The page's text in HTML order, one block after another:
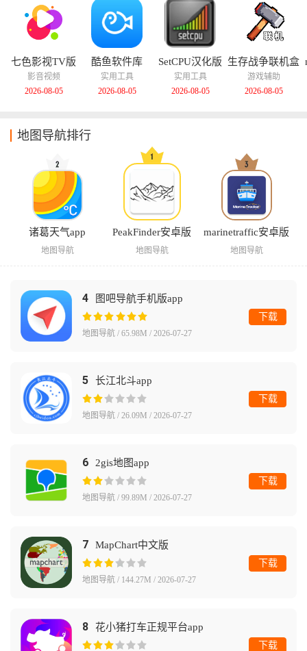
七色影视TV版
影音视频
2026-08-05
酷鱼软件库
实用工具
2026-08-05
SetCPU汉化版
实用工具
2026-08-05
生存战争联机盒
子中文版
游戏辅助
2026-08-05
地图导航排行
诸葛天气app
地图导航
PeakFinder安卓版
地图导航
marinetraffic安卓版
地图导航
4 图吧导航手机版app
地图导航 / 65.98M / 2026-07-27
下载
5 长江北斗app
地图导航 / 26.09M / 2026-07-27
下载
6 2gis地图app
地图导航 / 99.89M / 2026-07-27
下载
7 MapChart中文版
地图导航 / 144.27M / 2026-07-27
下载
8 花小猪打车正规平台app
下载